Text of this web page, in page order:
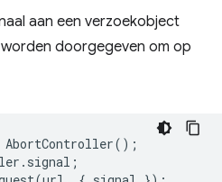
aan een verzoekobject
doorgegeven om op
AbortController();
. signal ;